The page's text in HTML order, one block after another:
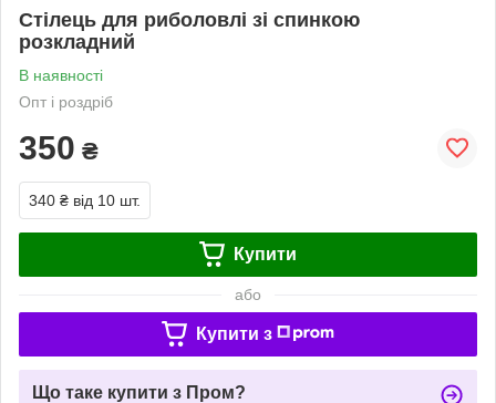
Стілець для риболовлі зі спинкою
розкладний
В наявності
Опт і роздріб
350 ₴
340 ₴ від 10 шт.
Купити
або
Купити з
Що таке купити з Пром?